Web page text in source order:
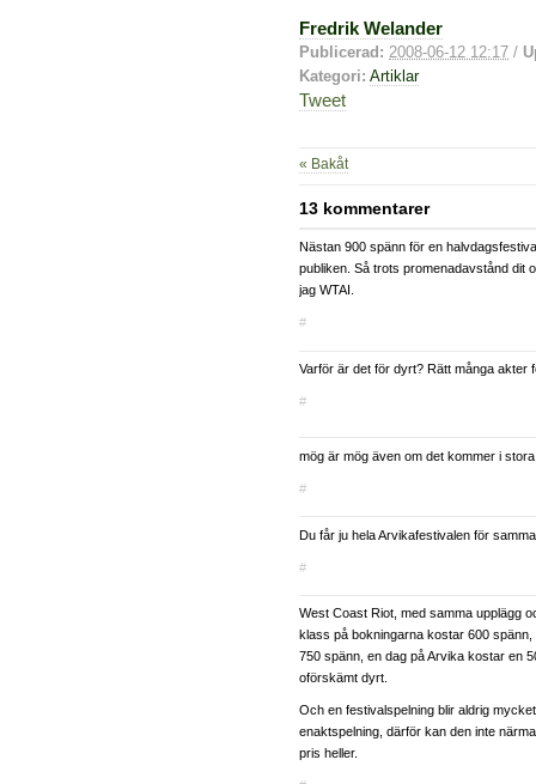
Fredrik Welander
Publicerad: 2008-06-12 12:17 /
Kategori: Artiklar
Tweet
« Bakåt
13 kommentarer
Nästan 900 spänn för en
publiken. Så trots promenadavstånd dit
jag WTAI.
#
Varför är det för dyrt? Rätt många akter
#
mög är mög även om det kommer i
#
Du får ju hela Arvikafestivalen för
#
West Coast Riot, med samma upplägg
klass på bokningarna kostar 600 spänn,
750 spänn, en dag på Arvika kostar en
oförskämt dyrt.
Och en festivalspelning blir aldrig
enaktspelning, därför kan den inte
pris heller.